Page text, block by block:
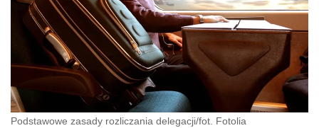
Podstawowe zasady rozliczania delegacji/fot. Fotolia